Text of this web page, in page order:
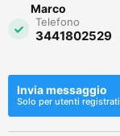
Marco
Telefono
3441802529
Invia messaggio
Solo per utenti registrati